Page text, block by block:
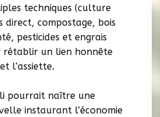
techniques (culture
direct, compostage, bois
pesticides et engrais
un lien honnête
l’assiette.
pourrait naître une
instaurant l’économie